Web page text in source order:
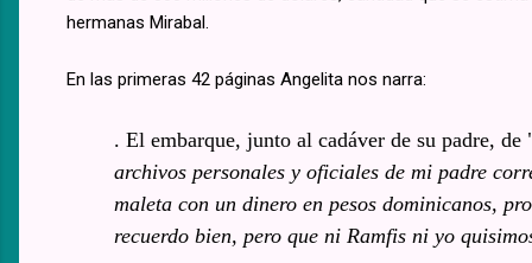
hermanas Mirabal.
En las primeras 42 páginas Angelita nos narra:
. El embarque, junto al cadáver de su padre, de
archivos personales y oficiales de mi padre
maleta con un dinero en pesos dominicanos,
recuerdo bien, pero que ni Ramfis ni yo